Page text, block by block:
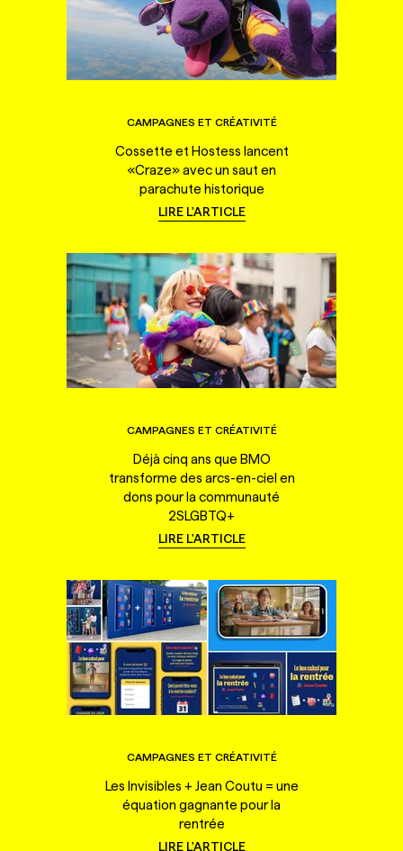
CAMPAGNES ET CRÉATIVITÉ
Cossette et Hostess lancent
«Craze» avec un saut en
parachute historique
LIRE L'ARTICLE
CAMPAGNES ET CRÉATIVITÉ
Déjà cinq ans que BMO
transforme des arcs-en-ciel en
dons pour la communauté
2SLGBTQ+
LIRE L'ARTICLE
CAMPAGNES ET CRÉATIVITÉ
Les Invisibles + Jean Coutu = une
équation gagnante pour la
rentrée
LIRE L'ARTICLE